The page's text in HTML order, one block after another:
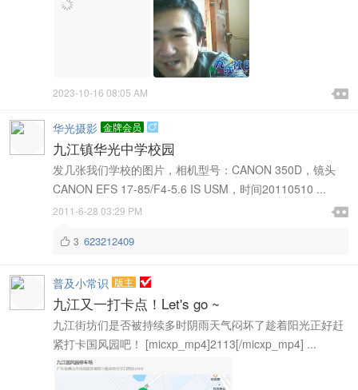

2023-10-16 08:05 AM 
华光摄影 金牌会员 
九江镇华光中学校园
发几张我们学校的图片，相机型号：CANON 350D，镜头
CANON EFS 17-85/F4-5.6 IS USM，时间20110510 ...

2011-6-28 03:29 PM 
 3 623212409
普及小常识 版主
九江又一打卡点！Let's go ~
九江街坊们是否被持续多时阴雨天气闷坏了趁着阳光正好赶
紧打卡国风园吧！ [micxp_mp4]2113[/micxp_mp4] ...